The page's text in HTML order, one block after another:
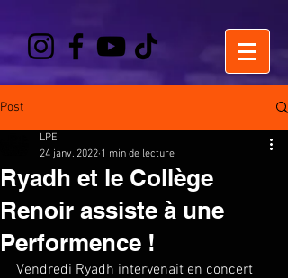
Post
Ryadh et le Collège
Renoir assiste à une
Performence !
LPE
24 janv. 2022 1 min de lecture
Vendredi Ryadh intervenait en concert